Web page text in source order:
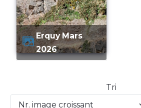
Erquy Mars
2026
Tri